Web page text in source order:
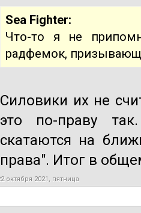
Sea Fighter:
Что-то я не
радфемок,
Силовики их не
это по-праву
скатаются на
права". Итог в
октября 2021, пятница